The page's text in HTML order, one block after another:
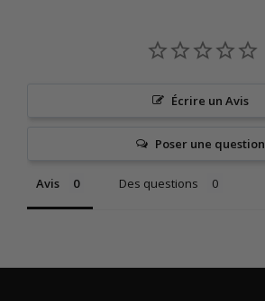
Écrire un Avis
Poser une question
Avis Des questions